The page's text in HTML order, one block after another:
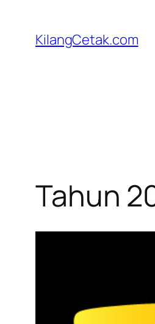
content
KilangCetak.com
Tahun